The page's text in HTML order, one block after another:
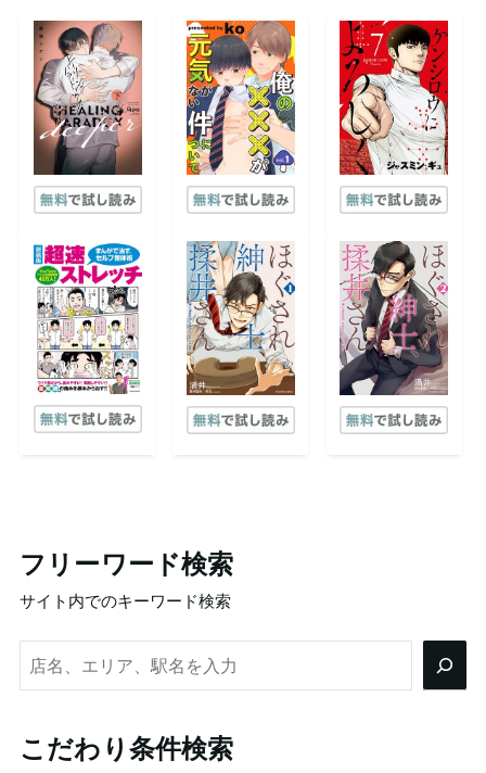
フリーワード検索
サイト内でのキーワード検索
検
索
こだわり条件検索